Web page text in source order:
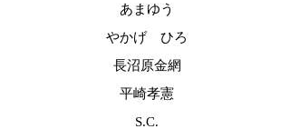
あまゆう
やかげ ひろ
長沼原金網
平崎孝憲
S.C.